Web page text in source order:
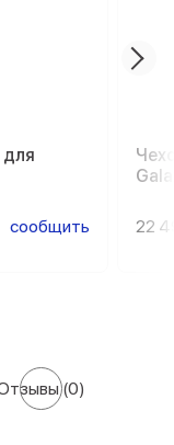
для
сообщить 22
(0)